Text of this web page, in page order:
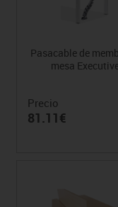
Pasacable de
mesa
Precio
81.11€